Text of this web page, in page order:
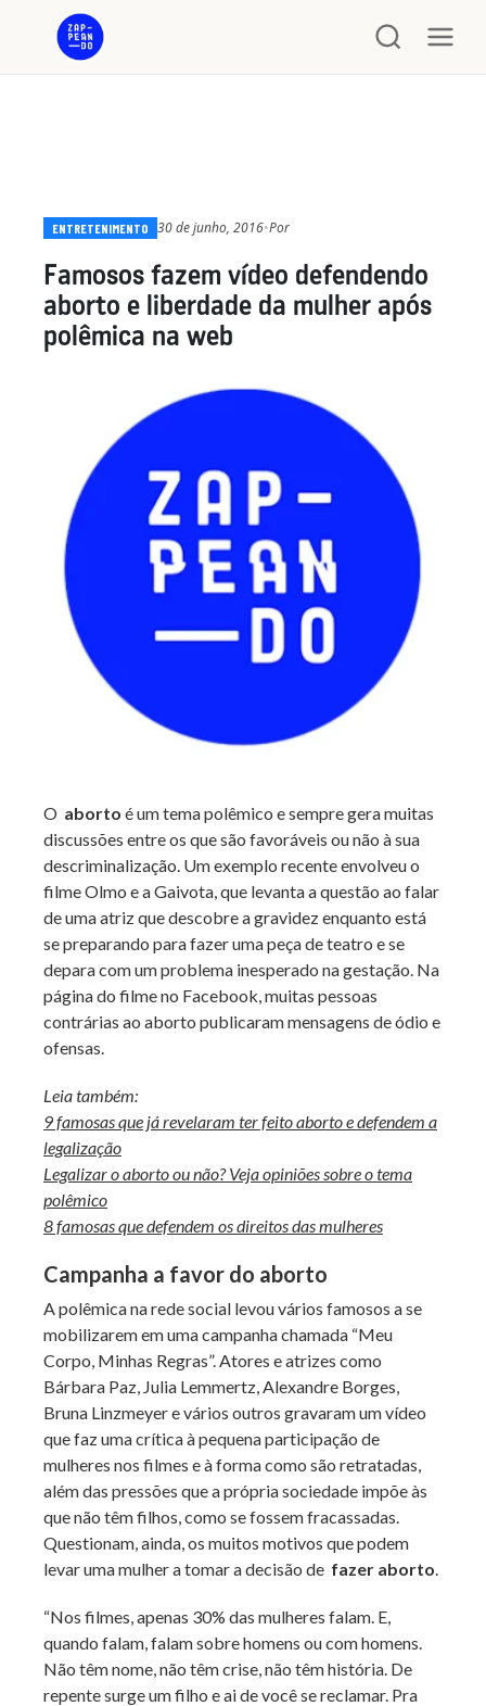
ENTRETENIMENTO 30 de junho, 2016•Por
Famosos fazem vídeo defendendo
aborto e liberdade da mulher após
polêmica na web
O aborto é um tema polêmico e sempre gera muitas
discussões entre os que são favoráveis ou não à sua
descriminalização. Um exemplo recente envolveu o
filme Olmo e a Gaivota, que levanta a questão ao falar
de uma atriz que descobre a gravidez enquanto está
se preparando para fazer uma peça de teatro e se
depara com um problema inesperado na gestação. Na
página do filme no Facebook, muitas pessoas
contrárias ao aborto publicaram mensagens de ódio e
ofensas.
Leia também:
9 famosas que já revelaram ter feito aborto e defendem a
legalização
Legalizar o aborto ou não? Veja opiniões sobre o tema
polêmico
8 famosas que defendem os direitos das mulheres
Campanha a favor do aborto
A polêmica na rede social levou vários famosos a se
mobilizarem em uma campanha chamada “Meu
Corpo, Minhas Regras”. Atores e atrizes como
Bárbara Paz, Julia Lemmertz, Alexandre Borges,
Bruna Linzmeyer e vários outros gravaram um vídeo
que faz uma crítica à pequena participação de
mulheres nos filmes e à forma como são retratadas,
além das pressões que a própria sociedade impõe às
que não têm filhos, como se fossem fracassadas.
Questionam, ainda, os muitos motivos que podem
levar uma mulher a tomar a decisão de fazer aborto.
“Nos filmes, apenas 30% das mulheres falam. E,
quando falam, falam sobre homens ou com homens.
Não têm nome, não têm crise, não têm história. De
repente surge um filho e ai de você se reclamar. Pra